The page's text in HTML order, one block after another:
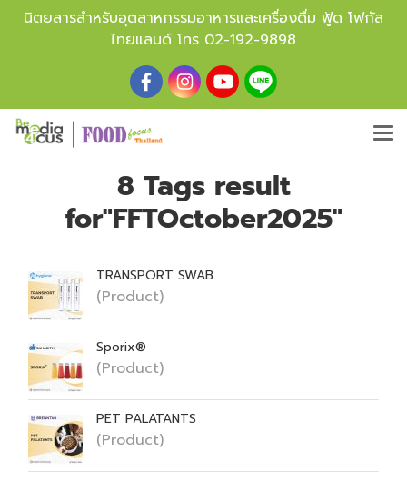
นิตยสารสำหรับอุตสาหกรรมอาหารและเครื่องดื่ม ฟู้ด โฟกัส
ไทยแลนด์ โทร 02-192-9898
8 Tags result
for"FFTOctober2025"
TRANSPORT SWAB
(Product)
Sporix®
(Product)
PET PALATANTS
(Product)